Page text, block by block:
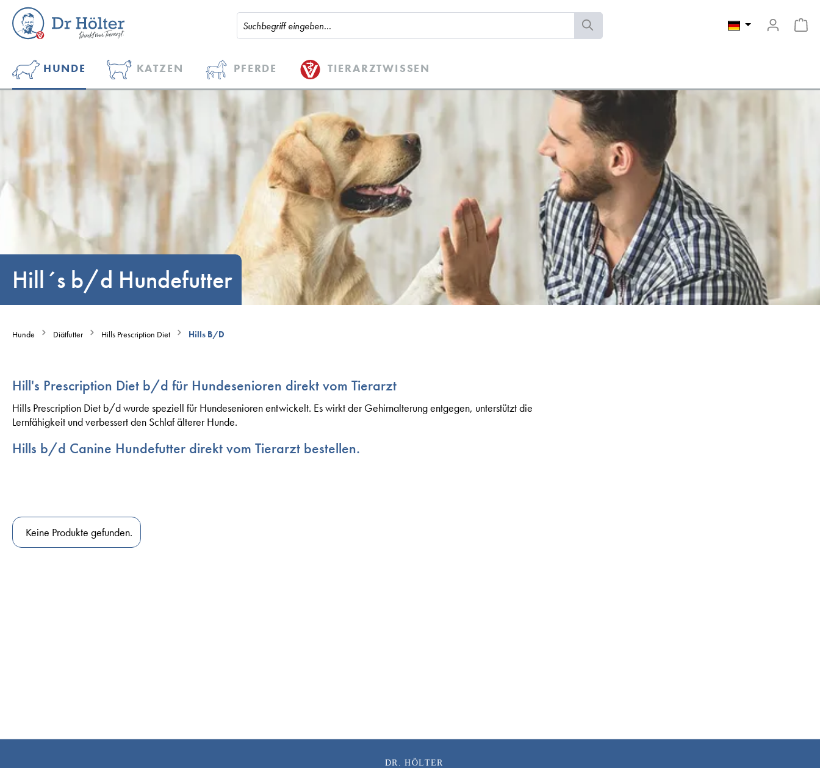
HUNDE KATZEN PFERDE TIERARZTWISSEN
Hill´s b/d Hundefutter
Hunde Diätfutter Hills Prescription Diet Hills B/D
Hill's Prescription Diet b/d für Hundesenioren direkt vom Tierarzt
Hills Prescription Diet b/d wurde speziell für Hundesenioren entwickelt. Es wirkt der Gehirnalterung entgegen, unterstützt die
Lernfähigkeit und verbessert den Schlaf älterer Hunde.
Hills b/d Canine Hundefutter direkt vom Tierarzt bestellen.
Keine Produkte gefunden.
DR. HÖLTER